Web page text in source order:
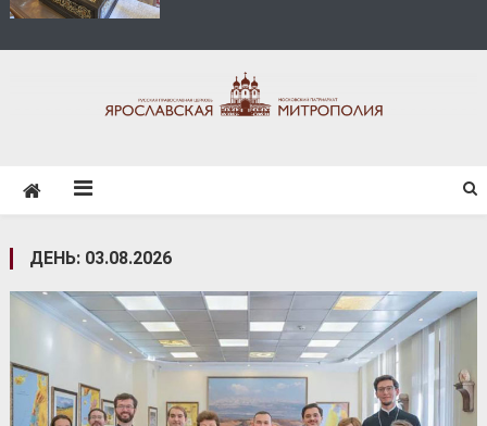
ДЕНЬ: 03.08.2026